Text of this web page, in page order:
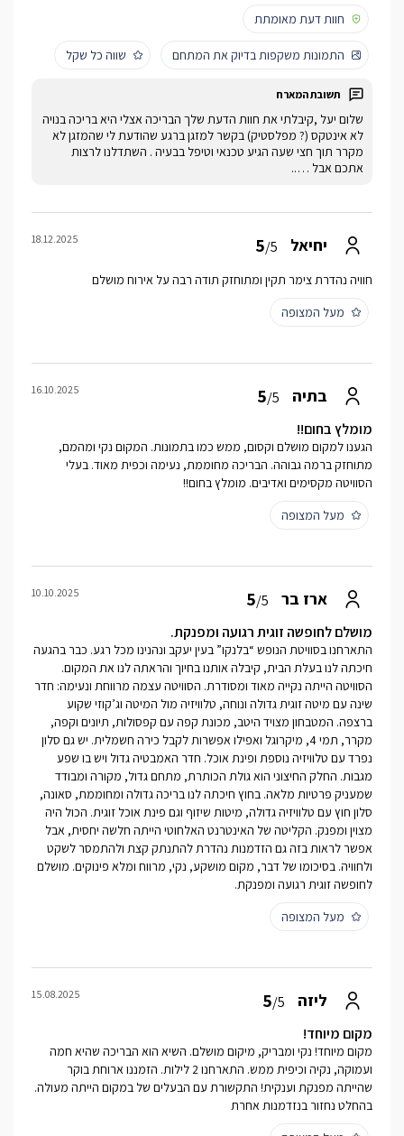
חוות דעת מאומתת
התמונות משקפות בדיוק את המתחם שווה כל שקל
שלום יעל ,קיבלתי את חוות הדעת שלך הבריכה אצלי היא בריכה בנויה
לא אינטקס (? מפלסטיק) בקשר למזגן ברגע שהודעת לי שהמזגן לא
מקרר תוך חצי שעה הגיע טכנאי וטיפל בבעיה . השתדלנו לרצות
אתכם אבל …..
יחיאל 5/5
18.12.2025
חוויה נהדרת צימר תקין ומתוחזק תודה רבה על אירוח מושלם
מעל המצופה
בתיה 5/5
16.10.2025
מומלץ בחום!!
הגענו למקום מושלם וקסום, ממש כמו בתמונות. המקום נקי ומהמם,
מתוחזק ברמה גבוהה. הבריכה מחוממת, נעימה וכפית מאוד. בעלי
הסוויטה מקסימים ואדיבים. מומלץ בחום!!
מעל המצופה
ארז בר 5/5
10.10.2025
מושלם לחופשה זוגית רגועה ומפנקת.
התארחנו בסוויטת הנופש “בלנקו” בעין יעקב ונהנינו מכל רגע. כבר בהגעה
חיכתה לנו בעלת הבית, קיבלה אותנו בחיוך והראתה לנו את המקום.
הסוויטה הייתה נקייה מאוד ומסודרת. הסוויטה עצמה מרווחת ונעימה: חדר
שינה עם מיטה זוגית גדולה ונוחה, טלוויזיה מול המיטה וג’קוזי שקוע
ברצפה. המטבחון מצויד היטב, מכונת קפה עם קפסולות, תיונים וקפה,
מקרר, תמי 4, מיקרוגל ואפילו אפשרות לקבל כירה חשמלית. יש גם סלון
נפרד עם טלוויזיה נוספת ופינת אוכל. חדר האמבטיה גדול ויש בו שפע
מגבות. החלק החיצוני הוא גולת הכותרת, מתחם גדול, מקורה ומבודד
שמעניק פרטיות מלאה. בחוץ חיכתה לנו בריכה גדולה ומחוממת, סאונה,
סלון חוץ עם טלוויזיה גדולה, מיטות שיזוף וגם פינת אוכל זוגית. הכול היה
מצוין ומפנק. הקליטה של האינטרנט האלחוטי הייתה חלשה יחסית, אבל
אפשר לראות בזה גם הזדמנות נהדרת להתנתק קצת ולהתמסר לשקט
ולחוויה. בסיכומו של דבר, מקום מושקע, נקי, מרווח ומלא פינוקים. מושלם
לחופשה זוגית רגועה ומפנקת.
מעל המצופה
ליזה 5/5
15.08.2025
מקום מיוחד!
מקום מיוחד! נקי ומבריק, מיקום מושלם. השיא הוא הבריכה שהיא חמה
ועמוקה, נקיה וכיפית ממש. התארחנו 2 לילות. הזמננו ארוחת בוקר
שהייתה מפנקת וענקית! התקשורת עם הבעלים של במקום הייתה מעולה.
בהחלט נחזור בנזדמנות אחרת